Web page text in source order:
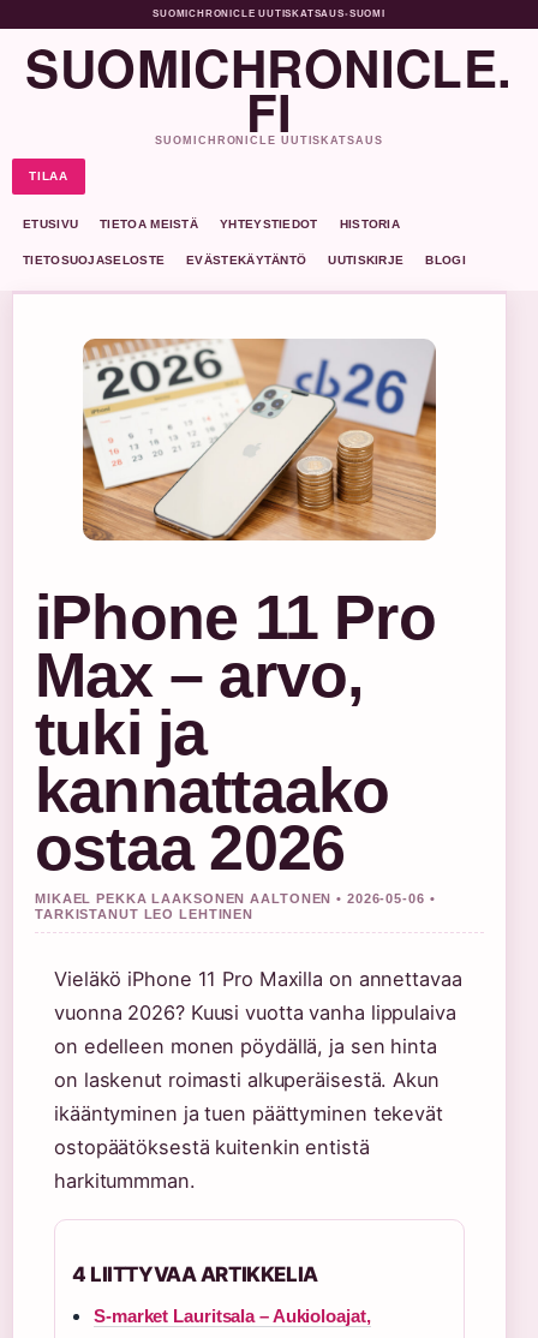
SUOMICHRONICLE UUTISKATSAUS•SUOMI
SUOMICHRONICLE.
FI
SUOMICHRONICLE UUTISKATSAUS
TILAA
ETUSIVU TIETOA MEISTÄ YHTEYSTIEDOT HISTORIA
TIETOSUOJASELOSTE EVÄSTEKÄYTÄNTÖ UUTISKIRJE BLOGI
iPhone 11 Pro
Max – arvo,
tuki ja
kannattaako
ostaa 2026
MIKAEL PEKKA LAAKSONEN AALTONEN • 2026-05-06 •
TARKISTANUT LEO LEHTINEN
Vieläkö iPhone 11 Pro Maxilla on annettavaa
vuonna 2026? Kuusi vuotta vanha lippulaiva
on edelleen monen pöydällä, ja sen hinta
on laskenut roimasti alkuperäisestä. Akun
ikääntyminen ja tuen päättyminen tekevät
ostopäätöksestä kuitenkin entistä
harkitummman.
4 LIITTYVAA ARTIKKELIA
S-market Lauritsala – Aukioloajat,